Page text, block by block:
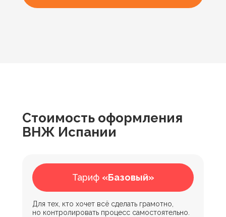
Стоимость оформления
ВНЖ Испании
Что входит в нашу услугу?
Для тех, кто хочет всё сделать грамотно,
но контролировать процесс самостоятельно.
Тариф «Базовый»